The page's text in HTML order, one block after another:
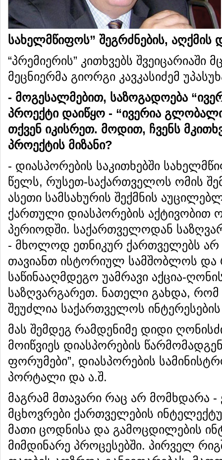
სახელმწიფოს” შეგრძნების, აღქმის
“პრემიერის” კითხვებს შვეიცარიაში
მეცნიერმა გიორგი კავკასიძემ
- მოგესალმებით, საზოგადოება “
პროექტი დაიწყო - “ივერია
თქვენ იკისრეთ. მოდით, ჩვენს
პროექტის მიზანი?
- დიასპორების საკითხებში
წელს, რუსეთ-საქართველოს ომის
ასეთი სამსახურის შექმნის
ქართული დიასპორების აქტივობით
პერიოდში. საქართველოდან
- მხოლოდ ეთნიკურ ქართველებს არ
თავიანთ ისტორიულ სამშობლოს და
საწინააღმდეგო უამრავი აქცია-
საზღვარგარეთ. ნათელი გახდა,
შეუძლია საქართველოს
მას შემდეგ რამდენიმე დიდი
მოიწვიეს დიასპორების
ფორუმები”, დიასპორების
პორტალი და ა.შ.
მაგრამ მთავარი რაც არ მომხდარა -
მცხოვრები ქართველების
მათი ცოდნისა და გამოცდილების
მიმდინარე პროცესებში. პირველ